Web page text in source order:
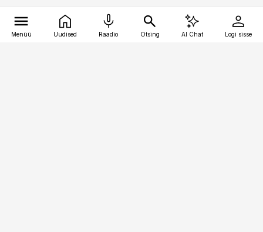
Menüü Uudised Raadio Otsing AI Chat Logi sisse